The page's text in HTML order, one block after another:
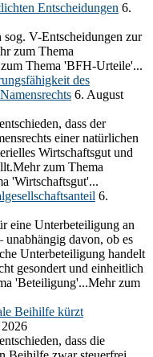
Entscheidungen 6.
V-Entscheidungen zur
zum Thema
Thema 'BFH-Urteile'...
des
6. August
dass der
einer natürlichen
Wirtschaftsgut und
zum Thema
'Wirtschaftsgut'...
6.
eine Unterbeteiligung an
unabhängig davon, ob es
Unterbeteiligung handelt
gesondert und einheitlich
'Beteiligung'...Mehr zum
Beihilfe kürzt
dass die